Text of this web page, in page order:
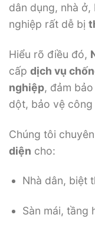
dân dụng, nhà
nghiệp rất dễ bị
Hiểu rõ điều đó,
cấp dịch vụ
nghiệp, đảm
dột, bảo vệ
Chúng tôi
diện cho:
Nhà dân, biệt
Sàn mái, tầng